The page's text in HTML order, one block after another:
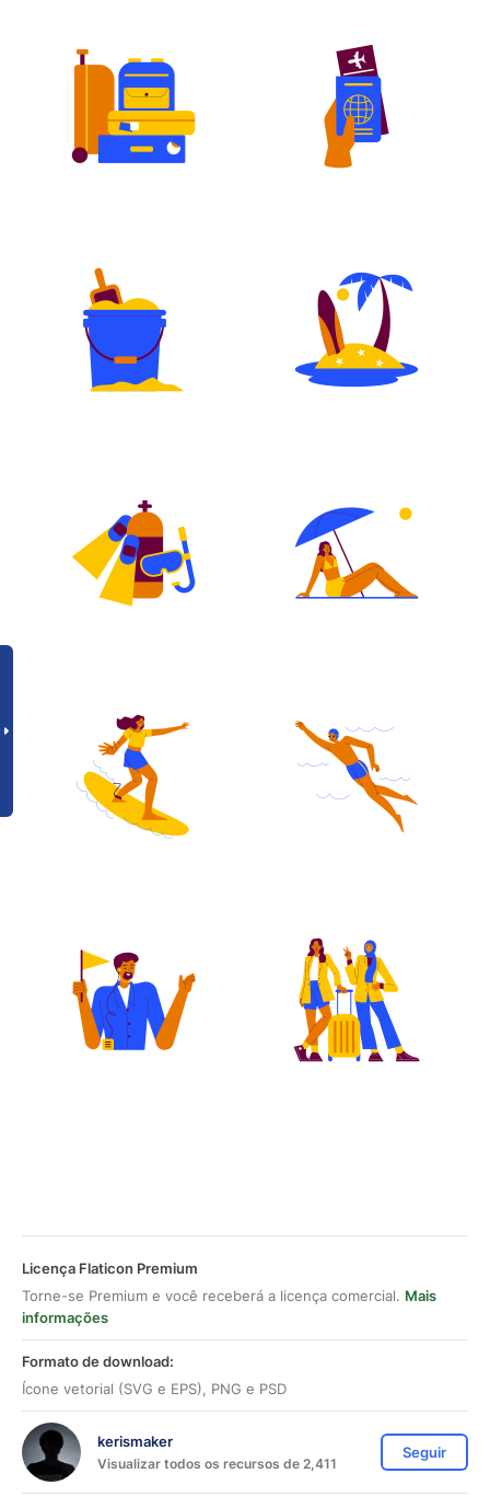
Licença Flaticon Premium
Torne-se Premium e você receberá a licença comercial. Mais
informações
Formato de download:
Ícone vetorial (SVG e EPS), PNG e PSD
kerismaker
Visualizar todos os recursos de 2,411
Seguir